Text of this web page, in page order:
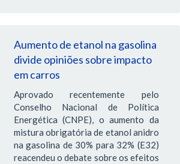
Aumento de etanol na gasolina
divide opiniões sobre impacto
em carros
Aprovado recentemente pelo
Conselho Nacional de Política
Energética (CNPE), o aumento da
mistura obrigatória de etanol anidro
na gasolina de 30% para 32% (E32)
reacendeu o debate sobre os efeitos